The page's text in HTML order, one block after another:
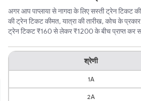
अगर आप पाप्लाया से नागदा के लिए सस्ती ट्रेन टिकट
की ट्रेन टिकट कीमत, यात्रा की तारीख, कोच के
ट्रेन टिकट ₹160 से लेकर ₹1200 के बीच प्राप्त कर
श्रेणी
1A
2A